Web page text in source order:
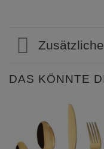
DAS KÖNNTE